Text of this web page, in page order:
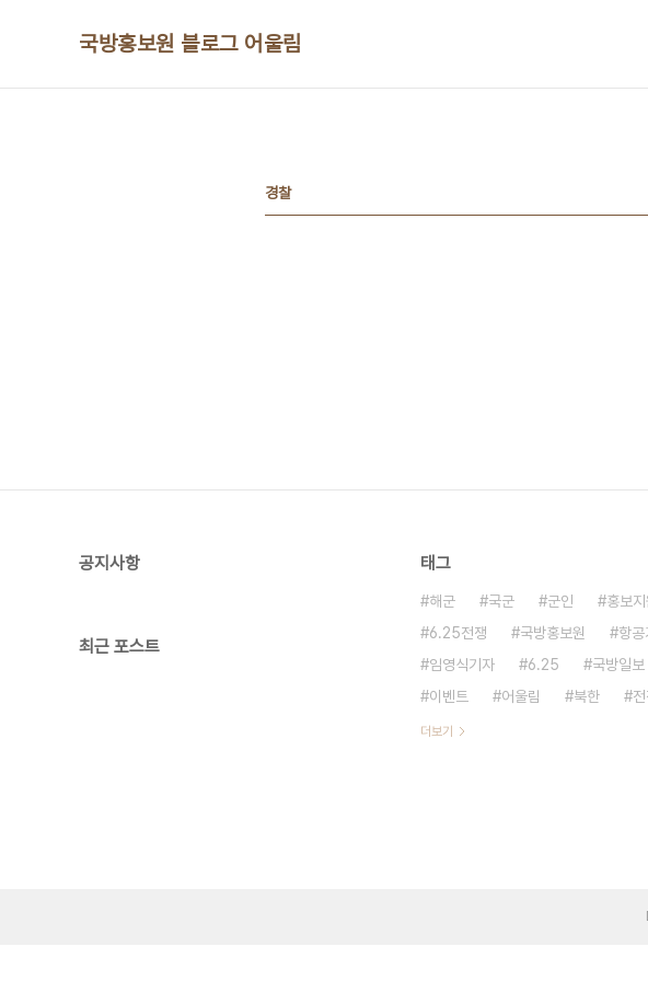
국방홍보원 블로그 어울림
경찰
공지사항
최근 포스트
태그
해군 국군 군인 홍보지
6.25전쟁
국방홍보원 항공
임영식기자
6.25 국방일보
이벤트
어울림 북한
더보기